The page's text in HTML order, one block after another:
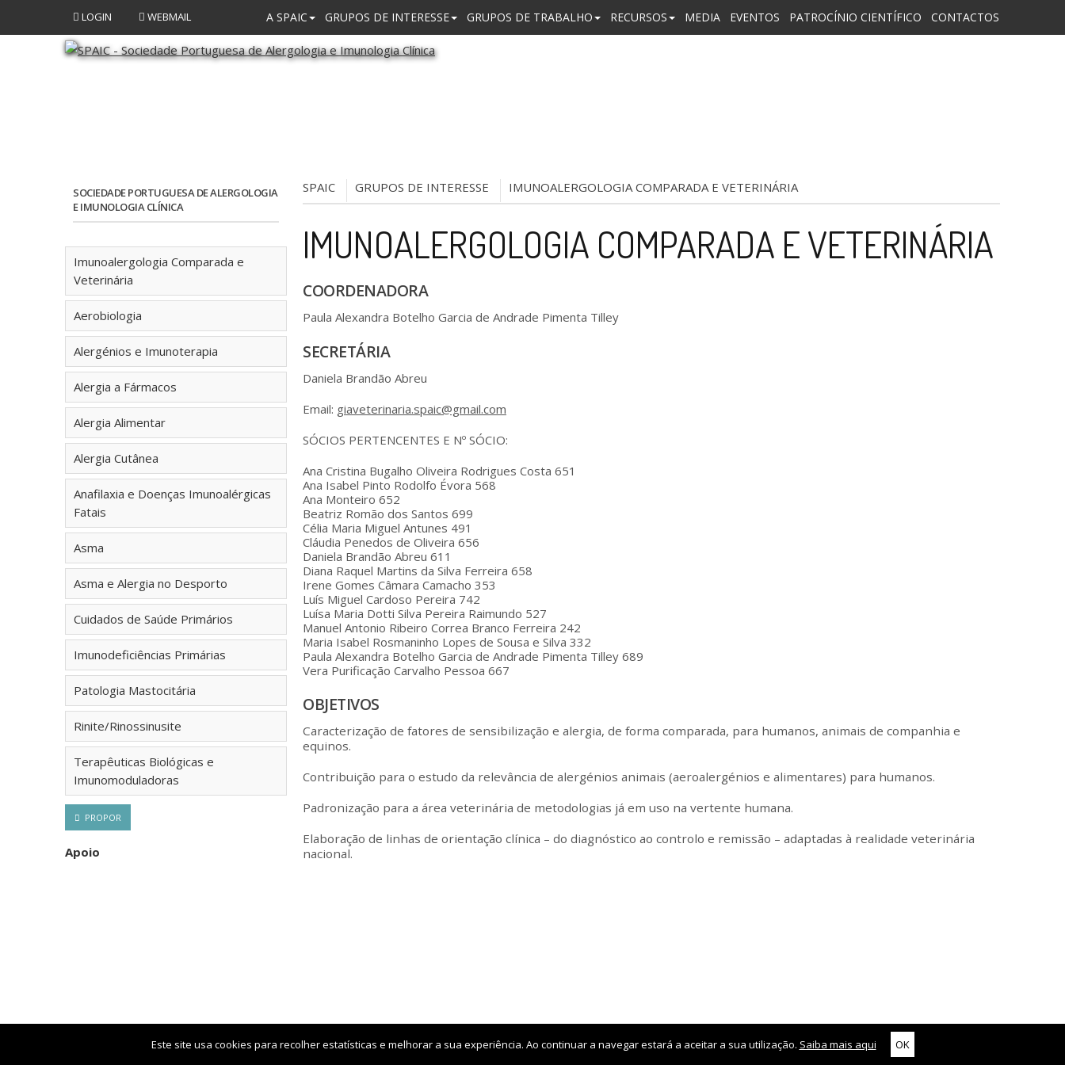
A SPAIC GRUPOS DE INTERESSE GRUPOS DE TRABALHO RECURSOS MEDIA EVENTOS PATROCÍNIO CIENTÍFICO CONTACTOS
LOGIN WEBMAIL
SOCIEDADE PORTUGUESA DE ALERGOLOGIA
E IMUNOLOGIA CLÍNICA
Imunoalergologia Comparada e
Veterinária
Aerobiologia
Alergénios e Imunoterapia
Alergia a Fármacos
Alergia Alimentar
Alergia Cutânea
Anafilaxia e Doenças Imunoalérgicas
Fatais
Asma
Asma e Alergia no Desporto
Cuidados de Saúde Primários
Imunodeficiências Primárias
Patologia Mastocitária
Rinite/Rinossinusite
Terapêuticas Biológicas e
Imunomoduladoras
PROPOR
Apoio
SPAIC GRUPOS DE INTERESSE IMUNOALERGOLOGIA COMPARADA E VETERINÁRIA
IMUNOALERGOLOGIA COMPARADA E VETERINÁRIA
COORDENADORA
Paula Alexandra Botelho Garcia de Andrade Pimenta Tilley
SECRETÁRIA
Daniela Brandão Abreu
Email: giaveterinaria.spaic@gmail.com
SÓCIOS PERTENCENTES E Nº SÓCIO:
Ana Cristina Bugalho Oliveira Rodrigues Costa 651
Ana Isabel Pinto Rodolfo Évora 568
Ana Monteiro 652
Beatriz Romão dos Santos 699
Célia Maria Miguel Antunes 491
Cláudia Penedos de Oliveira 656
Daniela Brandão Abreu 611
Diana Raquel Martins da Silva Ferreira 658
Irene Gomes Câmara Camacho 353
Luís Miguel Cardoso Pereira 742
Luísa Maria Dotti Silva Pereira Raimundo 527
Manuel Antonio Ribeiro Correa Branco Ferreira 242
Maria Isabel Rosmaninho Lopes de Sousa e Silva 332
Paula Alexandra Botelho Garcia de Andrade Pimenta Tilley 689
Vera Purificação Carvalho Pessoa 667
OBJETIVOS
Caracterização de fatores de sensibilização e alergia, de forma comparada, para humanos, animais de companhia e
equinos.
Contribuição para o estudo da relevância de alergénios animais (aeroalergénios e alimentares) para humanos.
Padronização para a área veterinária de metodologias já em uso na vertente humana.
Elaboração de linhas de orientação clínica – do diagnóstico ao controlo e remissão – adaptadas à realidade veterinária
nacional.
2015-2026 © Sociedade Portuguesa de Alergologia e Imunologia Clínica Política de Privacidade Livro de Reclamações
Este site usa cookies para recolher estatísticas e melhorar a sua experiência. Ao continuar a navegar estará a aceitar a sua utilização. Saiba mais aqui OK